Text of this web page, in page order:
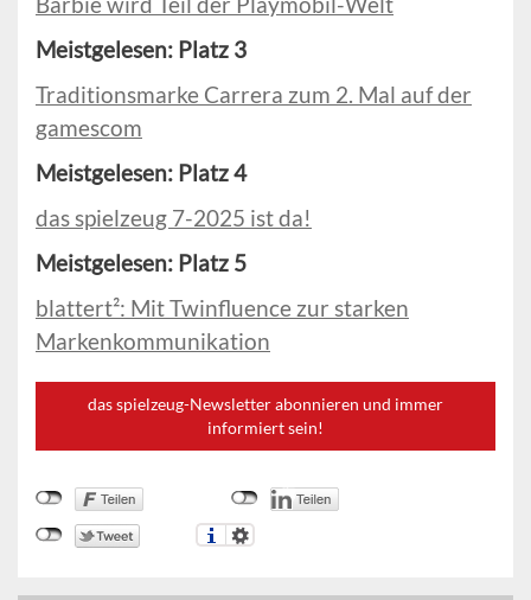
Meistgelesen: Platz 3
Traditionsmarke Carrera zum 2. Mal auf der
gamescom
Meistgelesen: Platz 4
das spielzeug 7-2025 ist da!
Meistgelesen: Platz 5
blattert²: Mit Twinfluence zur starken
Markenkommunikation
das spielzeug-Newsletter abonnieren und immer
informiert sein!